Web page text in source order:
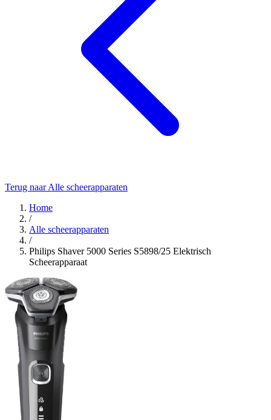
Terug naar Alle scheerapparaten
Home
/
Alle scheerapparaten
/
Philips Shaver 5000 Series S5898/25 Elektrisch
Scheerapparaat